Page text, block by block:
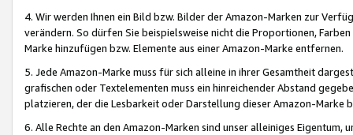
4. Wir werden Ihnen ein Bild bzw. Bilder der Amazon-Marken zur
verändern. So dürfen Sie beispielsweise nicht die Proportionen,
Marke hinzufügen bzw. Elemente aus einer Amazon-Marke entfernen.
5. Jede Amazon-Marke muss für sich alleine in ihrer Gesamtheit
grafischen oder Textelementen muss ein hinreichender Abstand
platzieren, der die Lesbarkeit oder Darstellung dieser Amazon-Marke
6. Alle Rechte an den Amazon-Marken sind unser alleiniges